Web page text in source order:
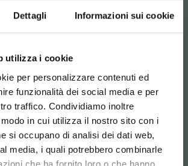
Dettagli Informazioni sui cookie
utilizza i cookie
per personalizzare contenuti ed
funzionalità dei social media e per
traffico. Condividiamo inoltre
in cui utilizza il nostro sito con i
si occupano di analisi dei dati web,
media, i quali potrebbero combinarle
che ha fornito loro o che hanno
country you are in and your
Información requerida
info@orlandelli.it
Teléfono
EN NUESTRO
MUNDO!
detalle para ti...